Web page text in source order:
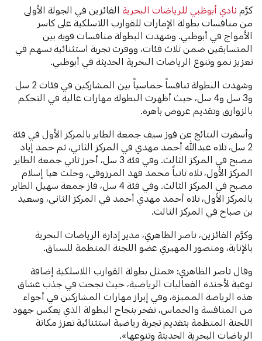
كرَّم نادي أبوظبي للرياضات البحريةالفائزين في الجولة الأولى
من منافسات بطولة الإمارات للقوارب اللاسلكية على كاسر
الأمواج في أبوظبي. وشهدت البطولة منافسات قوية بين
المتسابقين ضمن ثلاث فئات، ووفرت تجربة استثنائية تسهم في
تعزيز نمو وتنوع الرياضات البحرية الحديثة في أبوظبي.
وشهدت البطولة تنافساً حماسياً بين المشاركين في فئات 2 سل
و3 سل و4 سل، حيث أظهرت البطولة مهارات عالية في التحكم
بالزوارق وتقديم عروض باهرة.
وأسفرت النتائج عن فوز سيف جمعة الطاير بالمركز الأول في فئة
2 سل، تلاه عبدالله أحمد مهدي في المركز الثاني، ثم حمد إياد
مصبح في المركز الثالث. وفي فئة 3 سل، أحرز ثاني جمعة الطاير
المركز الأول، تلاه ثانياً محمد فهد المرزوقي، وحلت هيا إسلام
مصبح في المركز الثالث. وفي فئة 4 سل، فاز جمعة سهيل الطاير
بالمركز الأول، تلاه أحمد مهدي أحمد في المركز الثاني، وسعيد
بن صباح في المركز الثالث.
وكرَّم الفائزين، ناصر الظاهري، مدير إدارة الرياضات البحرية
بالإنابة، ومنصور المهيري عضو اللجنة المنظمة للسباق.
وقال ناصر الظاهري: «تمثل بطولة القوارب اللاسلكية إضافة
نوعية لأجندة الفعاليات الرياضية، حيث نجحت في جذب عشاق
هذه الرياضة المميزة، وفي إبراز مهارات المشاركين في أجواء
من المنافسة والحماس، نفخر بنجاح البطولة الذي يعكس جهود
اللجنة المنظمة بتقديم تجربة رياضية استثنائية تعزز مكانة
الرياضات البحرية الحديثة وتنوعها».